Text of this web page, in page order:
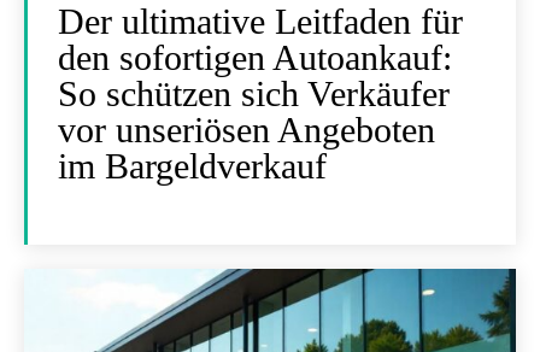
Der ultimative Leitfaden für
den sofortigen Autoankauf:
So schützen sich Verkäufer
vor unseriösen Angeboten
im Bargeldverkauf